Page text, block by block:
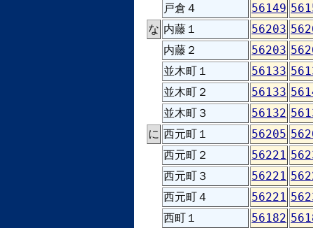
戸倉４
56149
な 内藤１ 56203
内藤２
56203
並木町１
56133
並木町２
56133
並木町３
56132
に 西元町１ 56205
西元町２
56221
西元町３
56221
西元町４
56221
西町１
56182